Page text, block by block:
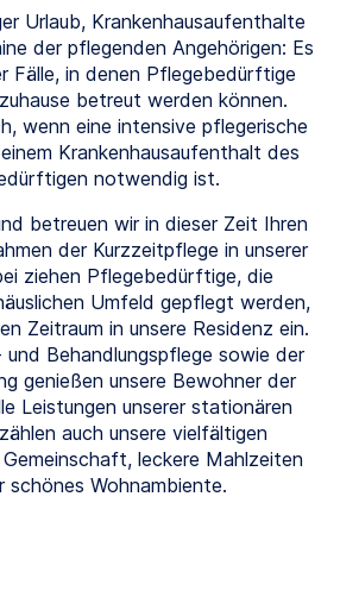
Urlaub, Krankenhausaufenthalte
der pflegenden Angehörigen: Es
Fälle, in denen Pflegebedürftige
betreut werden können.
wenn eine intensive pflegerische
Krankenhausaufenthalt des
notwendig ist.
betreuen wir in dieser Zeit Ihren
der Kurzzeitpflege in unserer
ziehen Pflegebedürftige, die
Umfeld gepflegt werden,
Zeitraum in unsere Residenz ein.
und Behandlungspflege sowie der
genießen unsere Bewohner der
Leistungen unserer stationären
auch unsere vielfältigen
leckere Mahlzeiten
schönes Wohnambiente.